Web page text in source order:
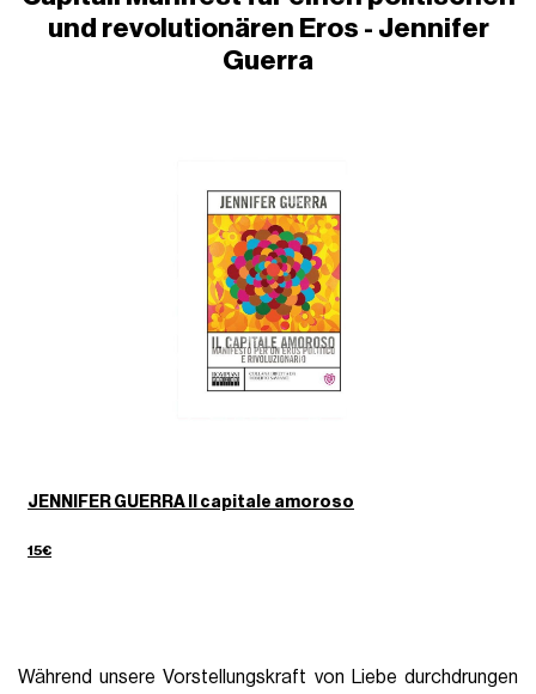
und revolutionären Eros - Jennifer
Guerra
JENNIFER GUERRA Il capitale amoroso
15€
Während unsere Vorstellungskraft von Liebe durchdrungen